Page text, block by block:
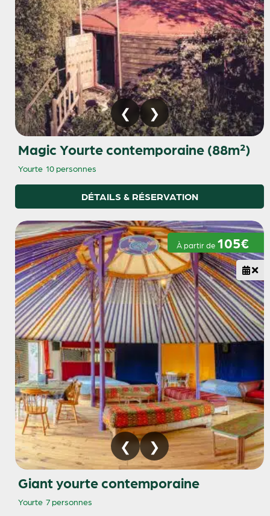
Magic Yourte contemporaine (88m²)
Yourte 10 personnes
DÉTAILS & RÉSERVATION
À partir de 105€
Giant yourte contemporaine
Yourte 7 personnes